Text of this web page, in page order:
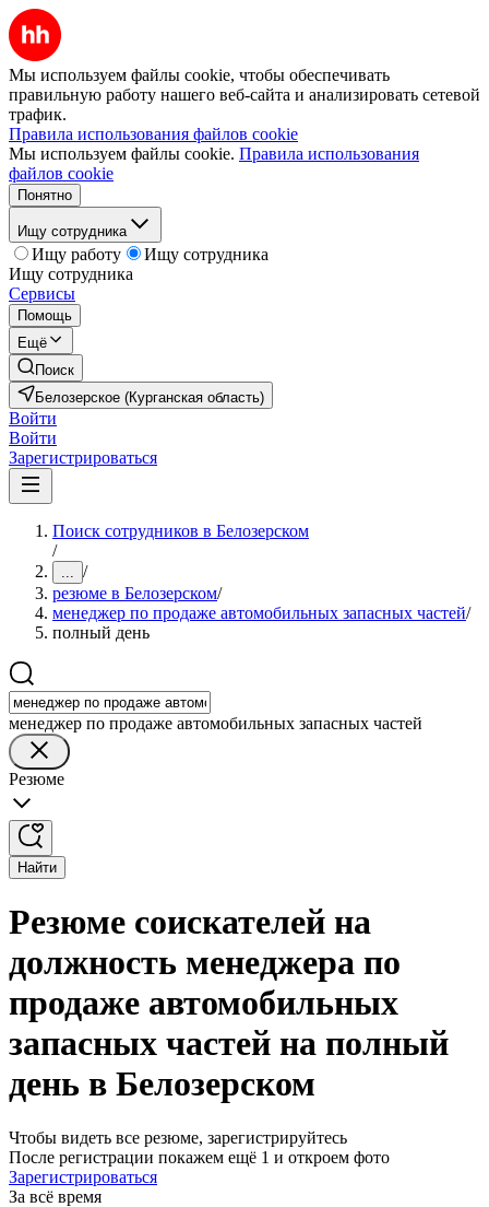
Мы используем файлы cookie, чтобы обеспечивать
правильную работу нашего веб-сайта и анализировать сетевой
трафик.
Правила использования файлов cookie
Мы используем файлы cookie. Правила использования
файлов cookie
Понятно
Ищу сотрудника
Ищу работу
Ищу сотрудника
Ищу сотрудника
Сервисы
Помощь
Ещё
Поиск
Белозерское (Курганская область)
Войти
Войти
Зарегистрироваться
Поиск сотрудников в Белозерском
/
... /
резюме в Белозерском/
менеджер по продаже автомобильных запасных частей/
полный день
менеджер по продаже автомобильных запасных частей
Резюме
Найти
Резюме соискателей на
должность менеджера по
продаже автомобильных
запасных частей на полный
день в Белозерском
Чтобы видеть все резюме, зарегистрируйтесь
После регистрации покажем ещё 1 и откроем фото
Зарегистрироваться
За всё время